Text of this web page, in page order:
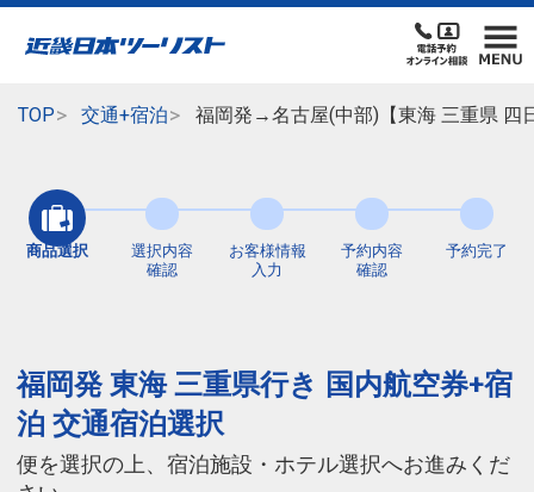
TOP 交通+宿泊 福岡発→名古屋(中部)【東海 三重県 四
商品選択
選択内容
確認
お客様情報
入力
予約内容
確認
予約完了
福岡発 東海 三重県行き 国内航空券+宿
泊 交通宿泊選択
便を選択の上、宿泊施設・ホテル選択へお進みくだ